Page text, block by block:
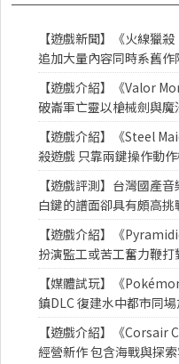
【遊戲新聞】《火線獵
追加大量內容同時系舊作
【遊戲介紹】《Valor
破崙軍亡靈以槍械劍與魔
【遊戲介紹】《Steel
殺遊戲 只靠兩鍵操作動
【遊戲評測】台灣國產
白鍵的譜面卻具有頗高挑
【遊戲介紹】《
扮演監工或苦工奮力鞭打
【媒體試玩】《
鎮DLC 復建水中都市同
【遊戲介紹】《Corsair
經營新作 包含海戰與探